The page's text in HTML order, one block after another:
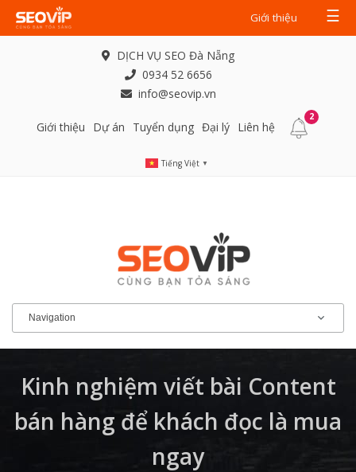
Giới thiệu ☰
DỊCH VỤ SEO Đà Nẵng
0934 52 6656
info@seovip.vn
Giới thiệu Dự án Tuyển dụng Đại lý Liên hệ
2
Tiếng Việt ▼
Kinh nghiệm viết bài Content
bán hàng để khách đọc là mua
ngay